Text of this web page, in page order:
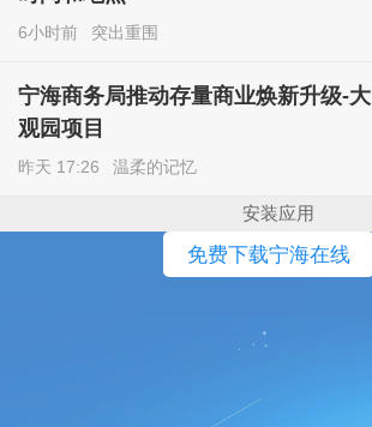
6小时前 突出重围
宁海商务局推动存量商业焕新升级-大
观园项目
昨天 17:26 温柔的记忆
安装应用
免费下载宁海在线